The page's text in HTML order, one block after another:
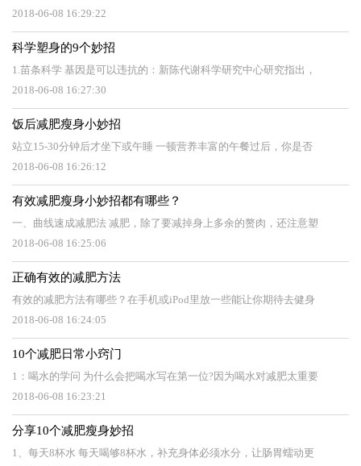
2018-06-08 16:29:22
科学塑身的9个妙招
1.苗条科学 基因是可以违抗的：新陈代谢科学研究中心研究指出，
2018-06-08 16:27:30
饭后减肥瘦身小妙招
站立15-30分钟后才坐下或午睡 一顿营养丰富的午餐过后，你是否
2018-06-08 16:26:12
有效减肥瘦身小妙招都有哪些？
一、曲线速成减肥法 减肥，除了要减掉身上多余的赘肉，还注意塑
2018-06-08 16:25:06
正确有效的减肥方法
有效的减肥方法有哪些？在手机或iPod里放一些能让你期待去健身
2018-06-08 16:24:05
10个减肥日常小窍门
1：喝水的学问 为什么会把喝水写在第一位?因为喝水对减肥太重要
2018-06-08 16:23:21
分享10个减肥瘦身妙招
1、每天8杯水 每天喝够8杯水，补充身体必须水分，让肠胃蠕动更